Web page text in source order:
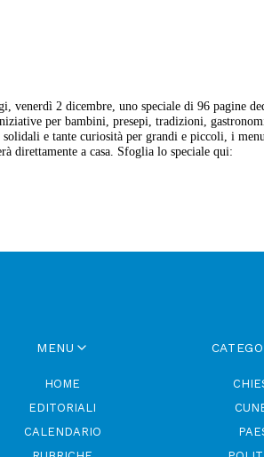
venerdì 2 dicembre, uno speciale di 96 pagine
per bambini, presepi, tradizioni,
e tante curiosità per grandi e piccoli, i
direttamente a casa. Sfoglia lo speciale qui:
MENU
HOME
EDITORIALI
CALENDARIO